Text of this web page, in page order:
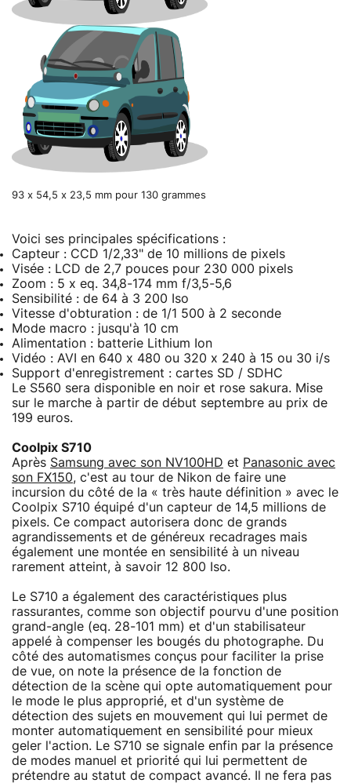
93 x 54,5 x 23,5 mm pour 130 grammes
Voici ses principales spécifications :
Capteur : CCD 1/2,33" de 10 millions de pixels
Visée : LCD de 2,7 pouces pour 230 000 pixels
Zoom : 5 x eq. 34,8-174 mm f/3,5-5,6
Sensibilité : de 64 à 3 200 Iso
Vitesse d'obturation : de 1/1 500 à 2 seconde
Mode macro : jusqu'à 10 cm
Alimentation : batterie Lithium Ion
Vidéo : AVI en 640 x 480 ou 320 x 240 à 15 ou 30 i/s
Support d'enregistrement : cartes SD / SDHC
Le S560 sera disponible en noir et rose sakura. Mise
sur le marche à partir de début septembre au prix de
199 euros.
Coolpix S710
Après Samsung avec son NV100HD et Panasonic avec
son FX150, c'est au tour de Nikon de faire une
incursion du côté de la « très haute définition » avec le
Coolpix S710 équipé d'un capteur de 14,5 millions de
pixels. Ce compact autorisera donc de grands
agrandissements et de généreux recadrages mais
également une montée en sensibilité à un niveau
rarement atteint, à savoir 12 800 Iso.
Le S710 a également des caractéristiques plus
rassurantes, comme son objectif pourvu d'une position
grand-angle (eq. 28-101 mm) et d'un stabilisateur
appelé à compenser les bougés du photographe. Du
côté des automatismes conçus pour faciliter la prise
de vue, on note la présence de la fonction de
détection de la scène qui opte automatiquement pour
le mode le plus approprié, et d'un système de
détection des sujets en mouvement qui lui permet de
monter automatiquement en sensibilité pour mieux
geler l'action. Le S710 se signale enfin par la présence
de modes manuel et priorité qui lui permettent de
prétendre au statut de compact avancé. Il ne fera pas